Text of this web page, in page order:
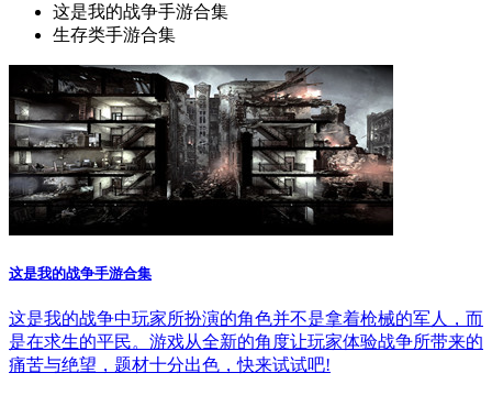
这是我的战争手游合集
生存类手游合集
这是我的战争手游合集
这是我的战争中玩家所扮演的角色并不是拿着枪械的军人，而
是在求生的平民。游戏从全新的角度让玩家体验战争所带来的
痛苦与绝望，题材十分出色，快来试试吧!